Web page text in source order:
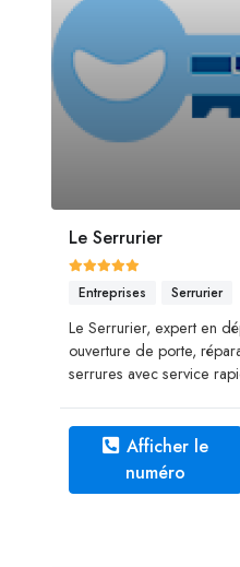
Le Serrurier
Entreprises Serrurier
Le Serrurier, expert en
ouverture de porte,
serrures avec service
Afficher le
numéro